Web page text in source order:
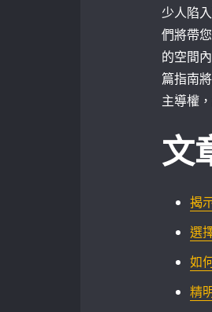
少人陷
們將帶
的空間
篇指南
主導權
文
揭
選
如
精